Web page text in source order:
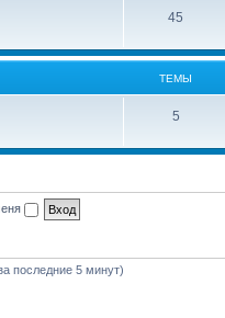
45
м
ТЕМЫ
5Т
последние 5 минут)